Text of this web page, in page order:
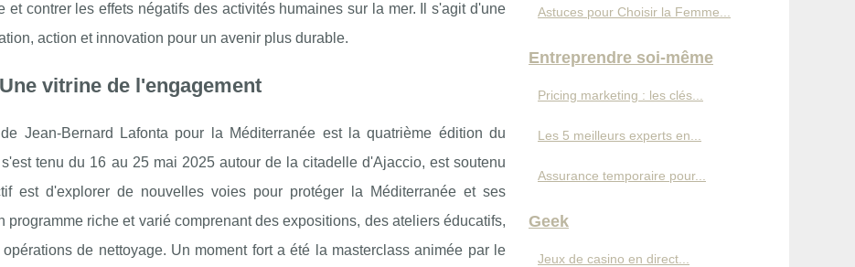
contrer les effets négatifs des activités humaines sur la mer. Il s'agit d'une
action et innovation pour un avenir plus durable.
vitrine de l'engagement
Jean-Bernard Lafonta pour la Méditerranée est la quatrième édition du
tenu du 16 au 25 mai 2025 autour de la citadelle d'Ajaccio, est soutenu
est d'explorer de nouvelles voies pour protéger la Méditerranée et ses
riche et varié comprenant des expositions, des ateliers éducatifs,
de nettoyage. Un moment fort a été la masterclass animée par le
Astuces pour Choisir la Femme...
Entreprendre soi-même
Pricing marketing : les clés...
Les 5 meilleurs experts en...
Assurance temporaire pour...
Geek
Jeux de casino en direct...